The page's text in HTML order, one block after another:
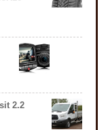
2.2